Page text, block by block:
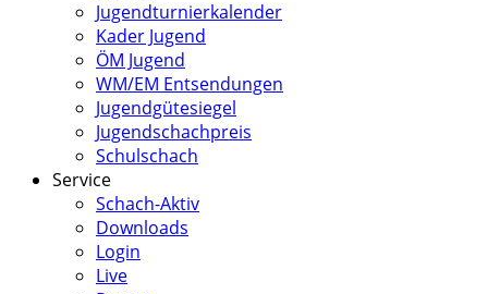
Jugendturnierkalender
Kader Jugend
ÖM Jugend
WM/EM Entsendungen
Jugendgütesiegel
Jugendschachpreis
Schulschach
Service
Schach-Aktiv
Downloads
Login
Live